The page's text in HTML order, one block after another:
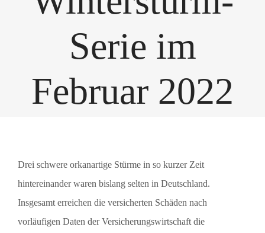
Serie im
Februar 2022
grösseres
Bild
Drei schwere orkanartige Stürme in so kurzer Zeit
hintereinander waren bislang selten in Deutschland.
Insgesamt erreichen die versicherten Schäden nach
vorläufigen Daten der Versicherungswirtschaft die